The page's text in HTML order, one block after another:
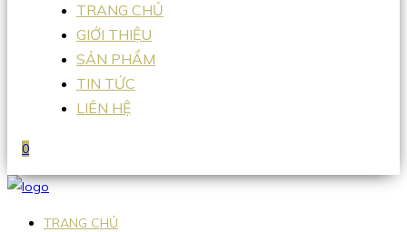
TRANG CHỦ
GIỚI THIỆU
SẢN PHẨM
TIN TỨC
LIÊN HỆ
0
TRANG CHỦ